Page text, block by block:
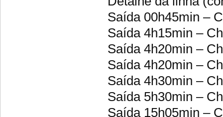
Saída 00h45min –
Saída 4h15min –
Saída 4h20min –
Saída 4h20min –
Saída 4h30min –
Saída 5h30min –
Saída 15h05min –